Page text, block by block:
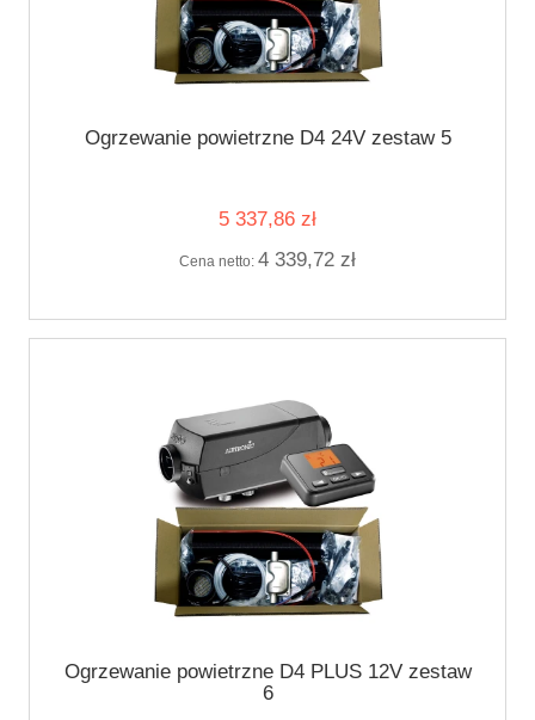
Ogrzewanie powietrzne D4 24V zestaw 5
5 337,86 zł
Cena netto: 4 339,72 zł
Ogrzewanie powietrzne D4 PLUS 12V zestaw
6